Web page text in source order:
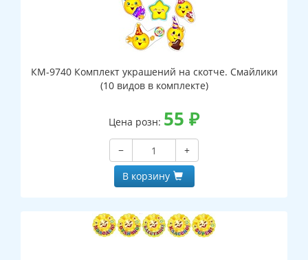
КМ-9740 Комплект украшений на скотче. Смайлики
(10 видов в комплекте)
Цена розн: 55 ₽
−
+
В корзину